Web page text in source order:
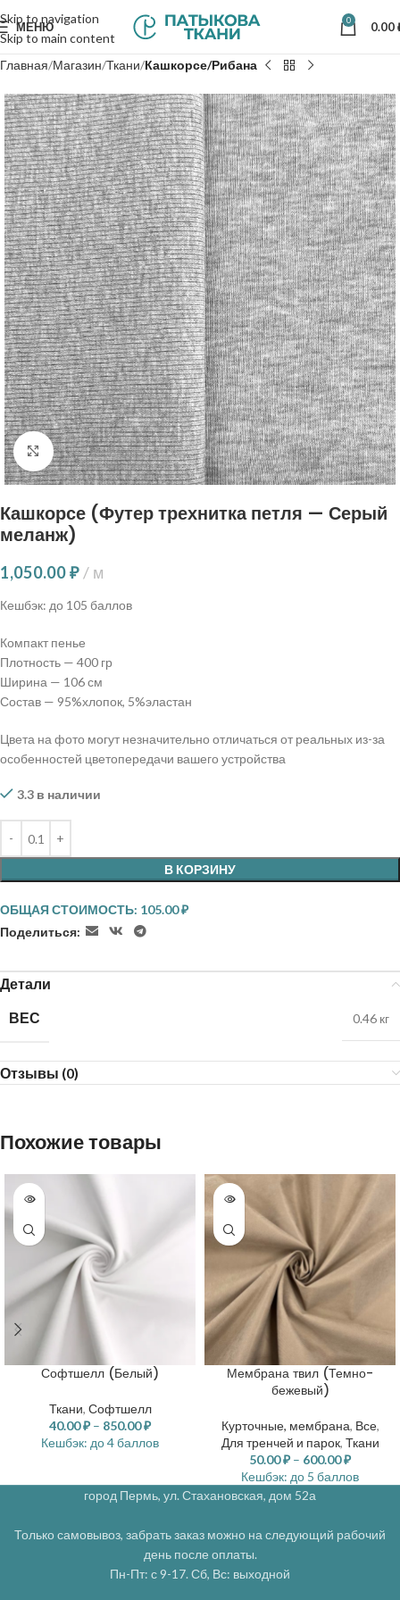
Skip to navigation
Skip to main content
МЕНЮ 0 0.00
Главная Магазин Ткани Кашкорсе/Рибана
Нажмите, чтобы увеличить
Кашкорсе (Футер трехнитка петля — Серый
меланж)
1,050.00₽ м
Кешбэк: до 105 баллов
Компакт пенье
Плотность — 400 гр
Ширина — 106 см
Состав — 95%хлопок, 5%эластан
Цвета на фото могут незначительно отличаться от реальных из-за
особенностей цветопередачи вашего устройства
3.3 в наличии
В КОРЗИНУ
ОБЩАЯ СТОИМОСТЬ: 105.00₽
Поделиться:
Детали
ВЕС
0.46 кг
Отзывы (0)
Похожие товары
Софтшелл (Белый)
Ткани, Софтшелл
40.00₽ – 850.00₽
Кешбэк: до 4 баллов
Мембрана твил (Темно-
бежевый)
Курточные, мембрана, Все,
Для тренчей и парок, Ткани
50.00₽ – 600.00₽
Кешбэк: до 5 баллов
город Пермь, ул. Стахановская, дом 52а
Только самовывоз, забрать заказ можно на следующий рабочий
день после оплаты.
Пн-Пт: с 9-17. Сб, Вс: выходной